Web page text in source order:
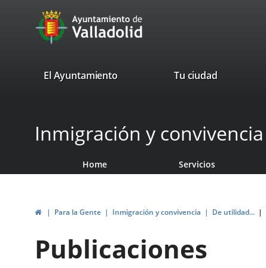
Portal
Web
Ayuntamiento
Valladolid
valladolid.es
El Ayuntamiento Tu ciudad
Inmigración y convivencia
Home Servicios
HomePara la Gente Inmigración y convivencia De utilidad...
Publicaciones